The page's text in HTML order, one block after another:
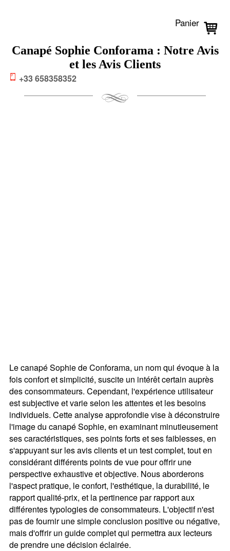
+33 658358352
Panier
Canapé Sophie Conforama : Notre Avis
et les Avis Clients
Le canapé Sophie de Conforama, un nom qui évoque à la
fois confort et simplicité, suscite un intérêt certain auprès
des consommateurs. Cependant, l'expérience utilisateur
est subjective et varie selon les attentes et les besoins
individuels. Cette analyse approfondie vise à déconstruire
l'image du canapé Sophie, en examinant minutieusement
ses caractéristiques, ses points forts et ses faiblesses, en
s'appuyant sur les avis clients et un test complet, tout en
considérant différents points de vue pour offrir une
perspective exhaustive et objective. Nous aborderons
l'aspect pratique, le confort, l'esthétique, la durabilité, le
rapport qualité-prix, et la pertinence par rapport aux
différentes typologies de consommateurs. L'objectif n'est
pas de fournir une simple conclusion positive ou négative,
mais d'offrir un guide complet qui permettra aux lecteurs
de prendre une décision éclairée.